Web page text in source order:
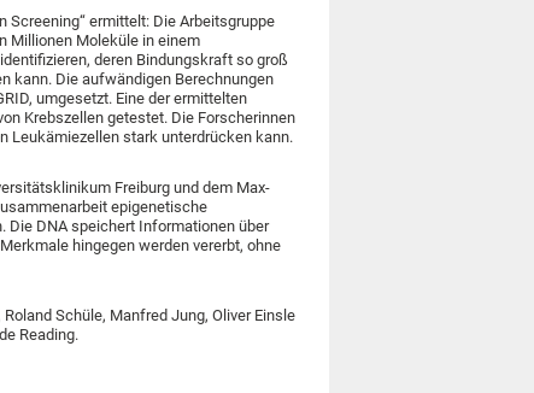
ermittelt: Die Arbeitsgruppe
Millionen Moleküle in einem
deren Bindungskraft so groß
kann. Die aufwändigen Berechnungen
umgesetzt. Eine der ermittelten
Krebszellen getestet. Die Forscherinnen
Leukämiezellen stark unterdrücken kann.
Freiburg und dem Max-
epigenetische
Die DNA speichert Informationen über
hingegen werden vererbt, ohne
Schüle, Manfred Jung, Oliver Einsle
Reading.